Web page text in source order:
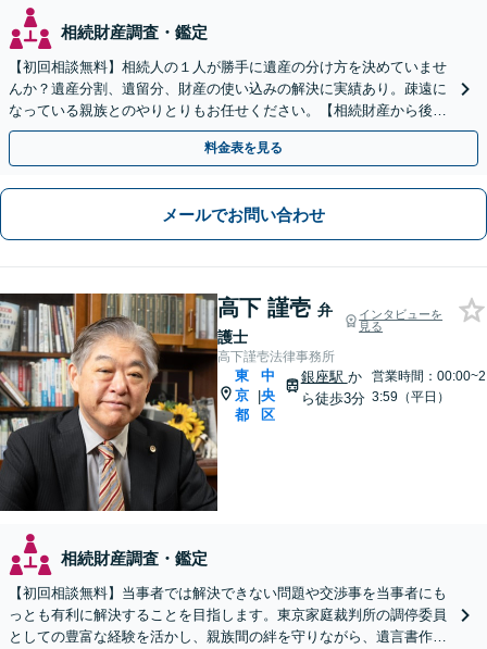
相続財産調査・鑑定
【初回相談無料】相続人の１人が勝手に遺産の分け方を決めていませ
んか？遺産分割、遺留分、財産の使い込みの解決に実績あり。疎遠に
なっている親族とのやりとりもお任せください。【相続財産から後払
い可】費用を理由に諦めないでください。【茅場町駅3分】
料金表を見る
メールでお問い合わせ
高下 謹壱 弁
護士
インタビューを
見る
高下謹壱法律事務所
東
京
都
|
中
央
区
銀座駅 か
ら徒歩3分
営業時間：00:00~2
3:59（平日）
相続財産調査・鑑定
【初回相談無料】当事者では解決できない問題や交渉事を当事者にも
っとも有利に解決することを目指します。東京家庭裁判所の調停委員
としての豊富な経験を活かし、親族間の絆を守りながら、遺言書作成